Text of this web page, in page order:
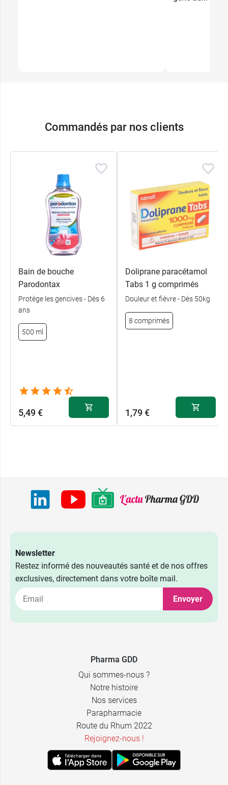
Commandés par nos clients
Bain de bouche
Parodontax
Protège les gencives - Dès 6
ans
500 ml
5,49 €
Doliprane paracétamol
Tabs 1 g comprimés
Douleur et fièvre - Dès 50kg
8 comprimés
1,79 €
Newsletter
Restez informé des nouveautés santé et de nos offres
exclusives, directement dans votre boîte mail.
Envoyer
Pharma GDD
Qui sommes-nous ?
Notre histoire
Nos services
Parapharmacie
Route du Rhum 2022
Rejoignez-nous !